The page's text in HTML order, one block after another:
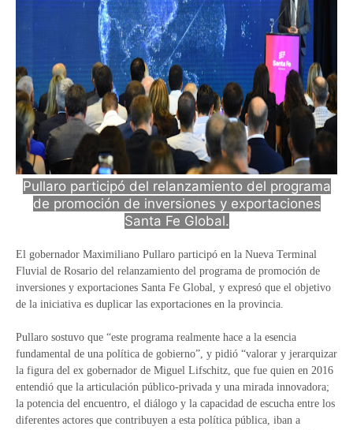
Pullaro participó del relanzamiento del programa
de promoción de inversiones y exportaciones
Santa Fe Global.
El gobernador Maximiliano Pullaro participó en la Nueva Terminal
Fluvial de Rosario del relanzamiento del programa de promoción de
inversiones y exportaciones Santa Fe Global, y expresó que el objetivo
de la iniciativa es duplicar las exportaciones en la provincia.
Pullaro sostuvo que “este programa realmente hace a la esencia
fundamental de una política de gobierno”, y pidió “valorar y jerarquizar
la figura del ex gobernador de Miguel Lifschitz, que fue quien en 2016
entendió que la articulación público-privada y una mirada innovadora;
la potencia del encuentro, el diálogo y la capacidad de escucha entre los
diferentes actores que contribuyen a esta política pública, iban a